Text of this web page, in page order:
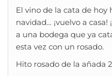
El vino de la cata de hoy
navidad… ¡vuelvo a casa!
a una bodega que ya
esta vez con un rosado.
Hito rosado de la añada